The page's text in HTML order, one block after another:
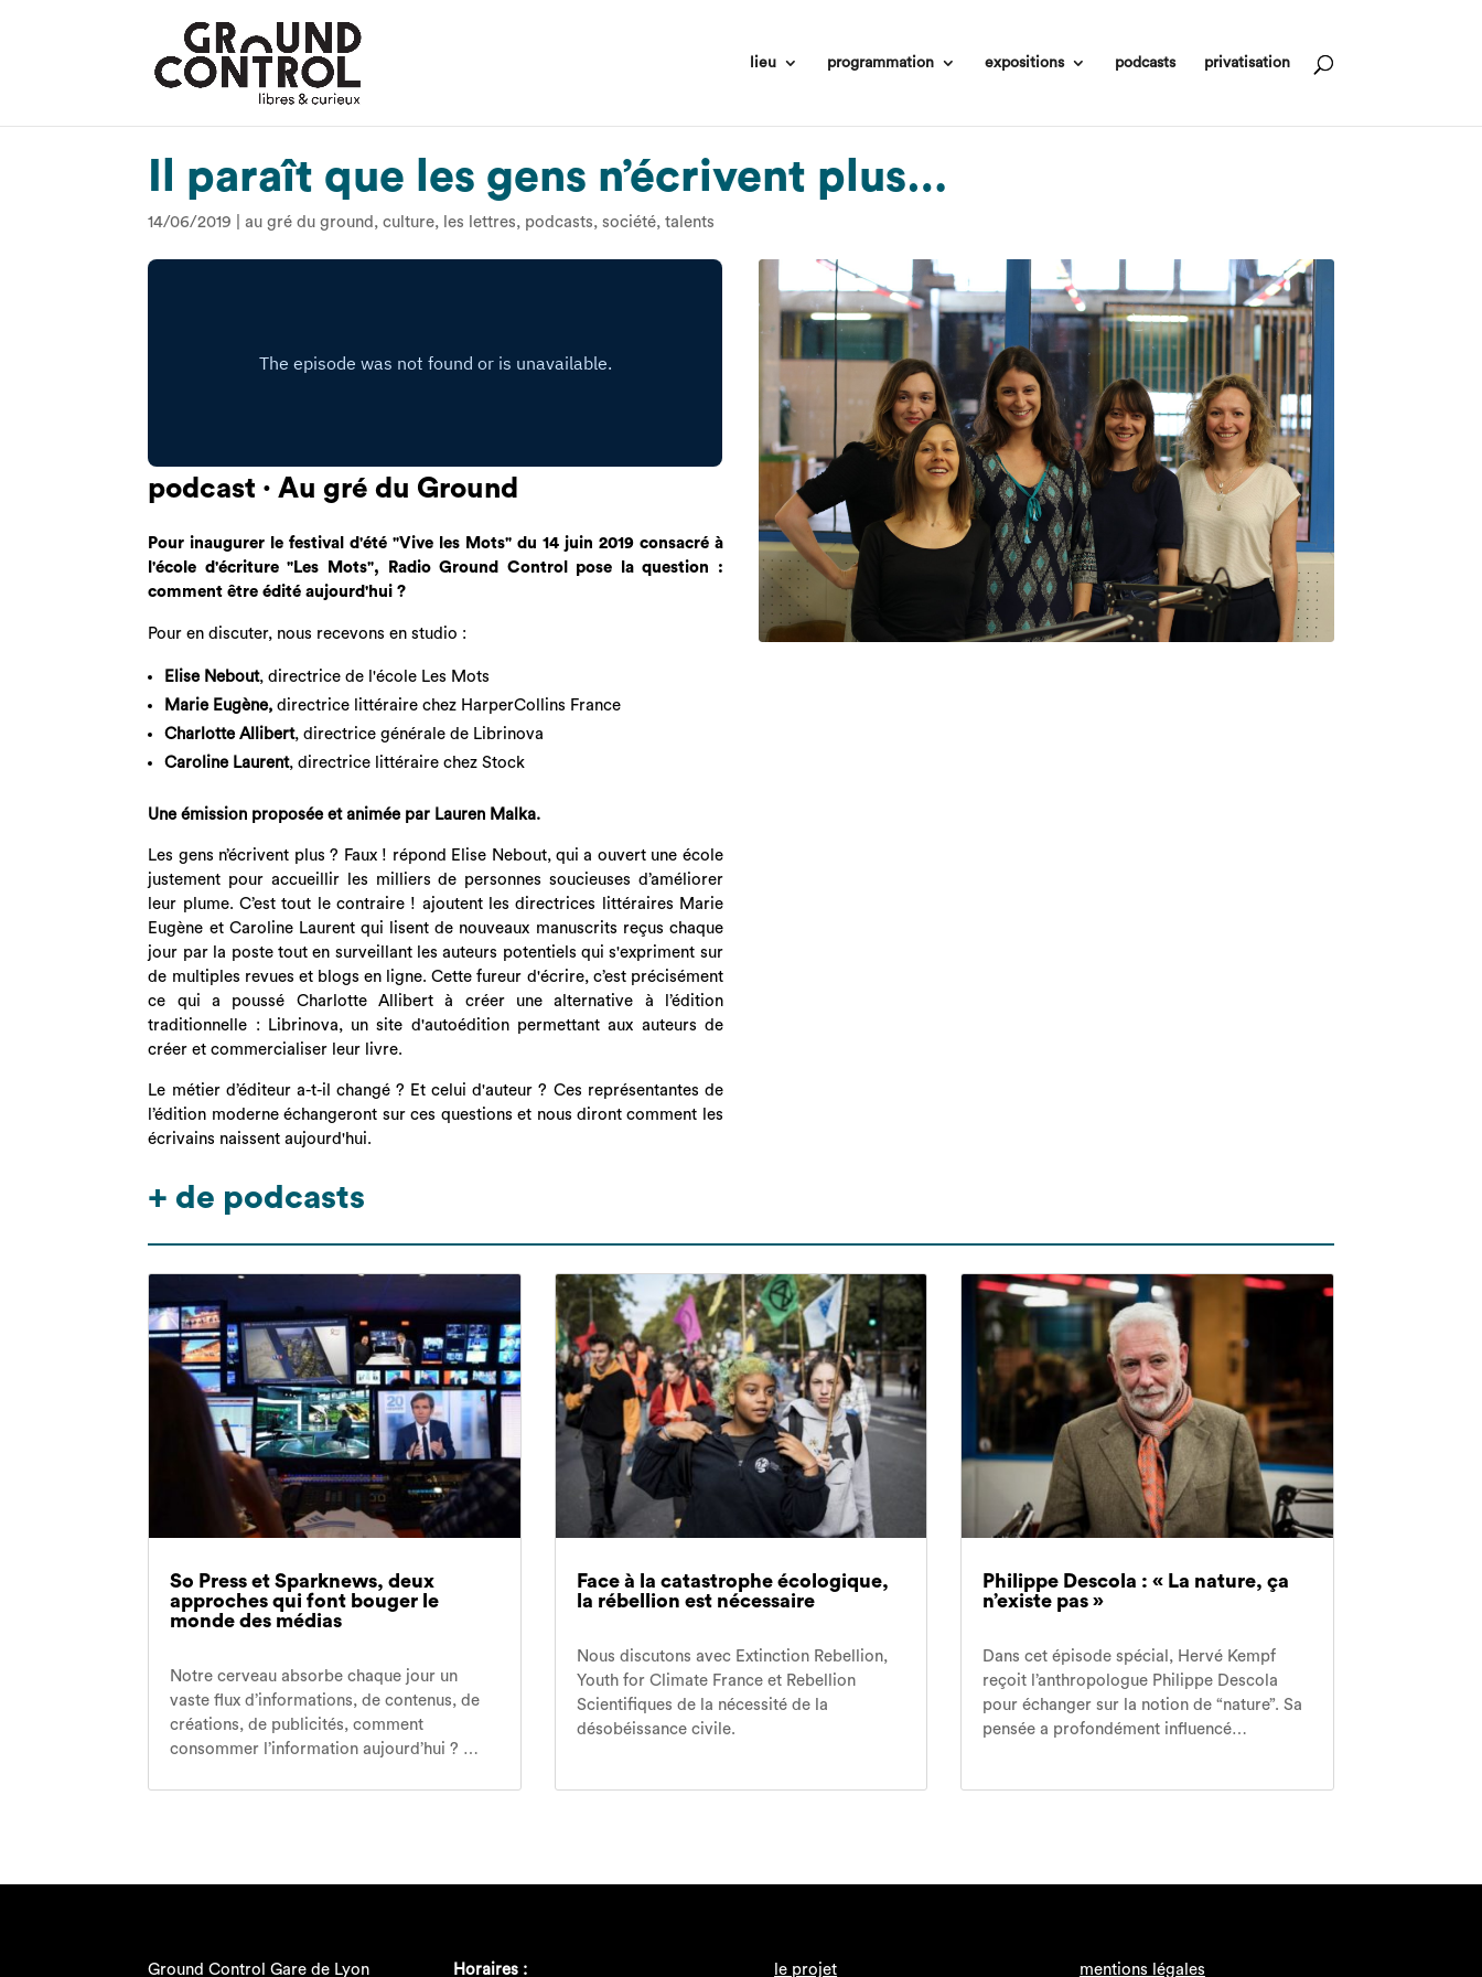
lieu programmation expositions podcasts privatisation
Il paraît que les gens n’écrivent plus…
14/06/2019 |au gré du ground ,culture, les lettres, podcasts,société,talents
podcast · Au gré du Ground
Pour inaugurer le festival d'été "Vive les Mots" du 14 juin 2019 consacré à
l'école d'écriture "Les Mots", Radio Ground Control pose la question :
comment être édité aujourd'hui ?
Pour en discuter, nous recevons en studio :
Elise Nebout, directrice de l'école Les Mots
Marie Eugène,directrice littéraire chez HarperCollins France
Charlotte Allibert, directrice générale de Librinova
Caroline Laurent, directrice littéraire chez Stock
Une émission proposée et animée par Lauren Malka.
Les gens n’écrivent plus ? Faux ! répond Elise Nebout, qui a ouvert une école
justement pour accueillir les milliers de personnes soucieuses d’améliorer
leur plume. C’est tout le contraire ! ajoutent les directrices littéraires Marie
Eugène et Caroline Laurent qui lisent de nouveaux manuscrits reçus chaque
jour par la poste tout en surveillant les auteurs potentiels qui s'expriment sur
de multiples revues et blogs en ligne. Cette fureur d'écrire, c’est précisément
ce qui a poussé Charlotte Allibert à créer une alternative à l’édition
traditionnelle : Librinova, un site d'autoédition permettant aux auteurs de
créer et commercialiser leur livre.
Le métier d’éditeur a-t-il changé ? Et celui d'auteur ? Ces représentantes de
l’édition moderne échangeront sur ces questions et nous diront comment les
écrivains naissent aujourd'hui.
+ de podcasts
So Press et Sparknews, deux
approches qui font bouger le
monde des médias
Notre cerveau absorbe chaque jour un
vaste flux d’informations, de contenus, de
créations, de publicités, comment
consommer l’information aujourd’hui ? …
Face à la catastrophe écologique,
la rébellion est nécessaire
Nous discutons avec Extinction Rebellion,
Youth for Climate France et Rebellion
Scientifiques de la nécessité de la
désobéissance civile.
Philippe Descola : « La nature, ça
n’existe pas »
Dans cet épisode spécial, Hervé Kempf
reçoit l’anthropologue Philippe Descola
pour échanger sur la notion de “nature”. Sa
pensée a profondément influencé…
Ground Control Gare de Lyon Horaires : le projet mentions légales